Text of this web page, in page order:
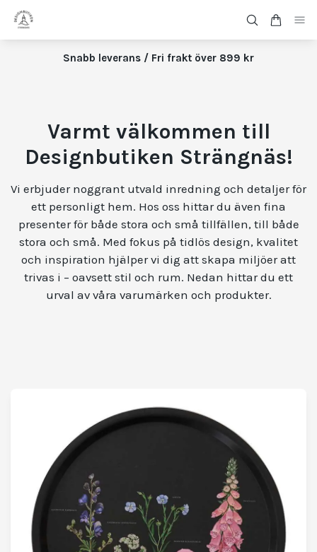
Snabb leverans / Fri frakt över 899 kr
Varmt välkommen till
Designbutiken Strängnäs!
Vi erbjuder noggrant utvald inredning och detaljer för
ett personligt hem. Hos oss hittar du även fina
presenter för både stora och små tillfällen, till både
stora och små. Med fokus på tidlös design, kvalitet
och inspiration hjälper vi dig att skapa miljöer att
trivas i – oavsett stil och rum. Nedan hittar du ett
urval av våra varumärken och produkter.